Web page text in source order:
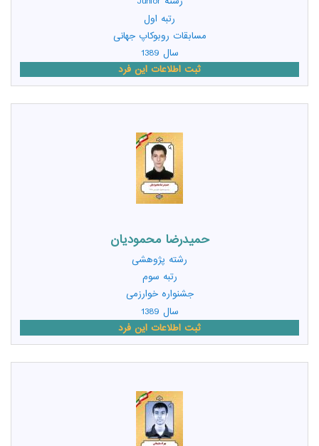
رتبه اول
مسابقات روبوکاپ جهانی
سال 1389
ثبت اطلاعات این فرد
حمیدرضا محمودیان
رشته پژوهشی
رتبه سوم
جشنواره خوارزمی
سال 1389
ثبت اطلاعات این فرد